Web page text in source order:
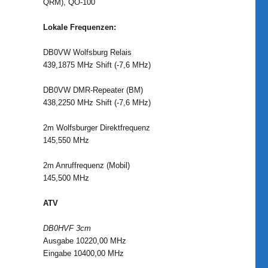
QRM), QO-100
Lokale Frequenzen:
DB0VW Wolfsburg Relais
439,1875 MHz Shift (-7,6 MHz)
DB0VW DMR-Repeater (BM)
438,2250 MHz Shift (-7,6 MHz)
2m Wolfsburger Direktfrequenz
145,550 MHz
2m Anruffrequenz (Mobil)
145,500 MHz
ATV
DB0HVF 3cm
Ausgabe 10220,00 MHz
Eingabe 10400,00 MHz